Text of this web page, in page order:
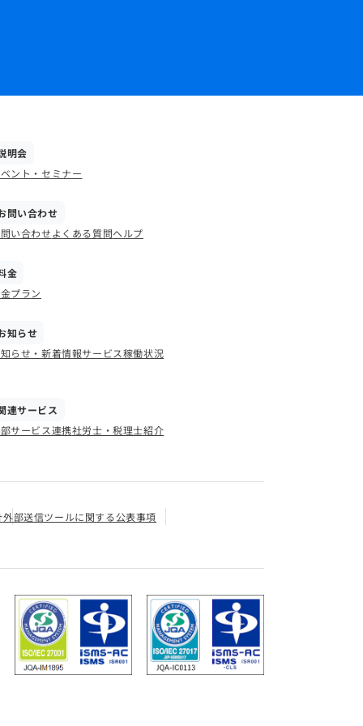
明会
ント・セミナー
問い合わせ
い合わせよくある質問ヘルプ
金
プラン
知らせ
らせ・新着情報サービス稼働状況
連サービス
サービス連携社労士・税理士紹介
外部送信ツールに関する公表事項